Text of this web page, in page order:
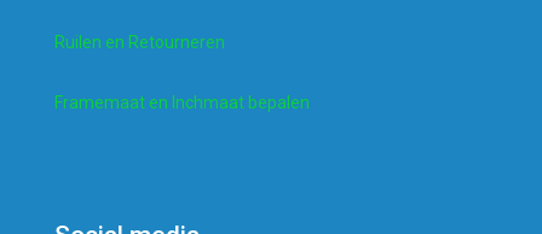
Ruilen en Retourneren
Framemaat en Inchmaat bepalen